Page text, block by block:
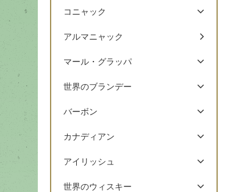
コニャック
アルマニャック
マール・グラッパ
世界のブランデー
バーボン
カナディアン
アイリッシュ
世界のウィスキー